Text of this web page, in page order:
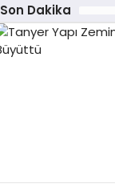
Son Dakika